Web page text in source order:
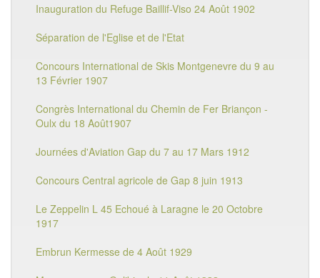
Inauguration du Refuge Baillif-Viso 24 Août 1902
Séparation de l'Eglise et de l'Etat
Concours International de Skis Montgenevre du 9 au
13 Février 1907
Congrès International du Chemin de Fer Briançon -
Oulx du 18 Août1907
Journées d'Aviation Gap du 7 au 17 Mars 1912
Concours Central agricole de Gap 8 juin 1913
Le Zeppelin L 45 Echoué à Laragne le 20 Octobre
1917
Embrun Kermesse de 4 Août 1929